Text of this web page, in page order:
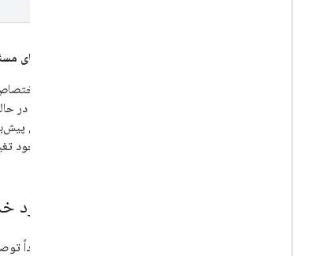
اولویت‌های
آینده قابل
منابع موجود
در مورد
گوگل اکیداً